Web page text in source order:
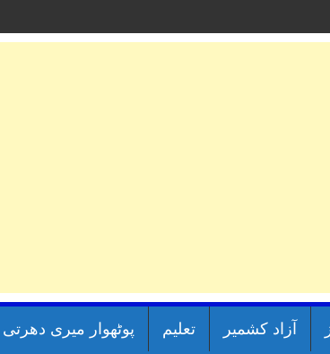
آزاد کشمیر تعلیم پوٹھوار میری دھرتی